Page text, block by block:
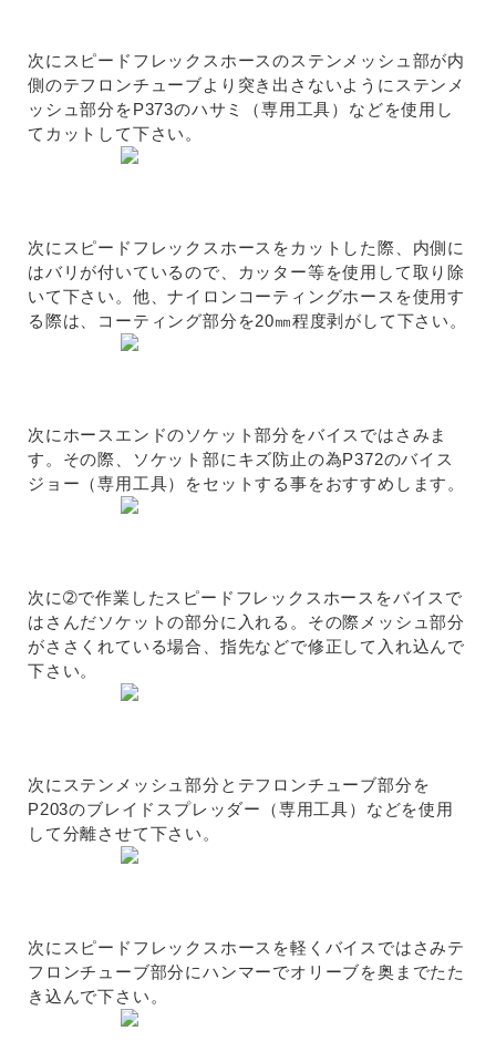
次にスピードフレックスホースのステンメッシュ部が内
側のテフロンチューブより突き出さないようにステンメ
ッシュ部分をP373のハサミ（専用工具）などを使用し
てカットして下さい。
次にスピードフレックスホースをカットした際、内側に
はバリが付いているので、カッター等を使用して取り除
いて下さい。他、ナイロンコーティングホースを使用す
る際は、コーティング部分を20㎜程度剥がして下さい。
次にホースエンドのソケット部分をバイスではさみま
す。その際、ソケット部にキズ防止の為P372のバイス
ジョー（専用工具）をセットする事をおすすめします。
次に➁で作業したスピードフレックスホースをバイスで
はさんだソケットの部分に入れる。その際メッシュ部分
がささくれている場合、指先などで修正して入れ込んで
下さい。
次にステンメッシュ部分とテフロンチューブ部分を
P203のブレイドスプレッダー（専用工具）などを使用
して分離させて下さい。
次にスピードフレックスホースを軽くバイスではさみテ
フロンチューブ部分にハンマーでオリーブを奥までたた
き込んで下さい。